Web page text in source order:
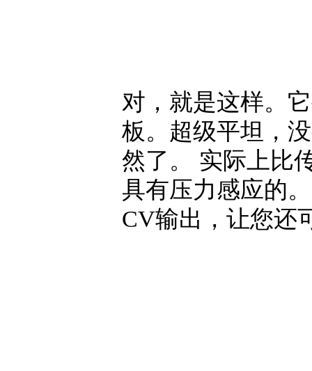
对，就是这样。
板。超级平坦，
然了。 实际上比
具有压力感应的
CV输出，让您还